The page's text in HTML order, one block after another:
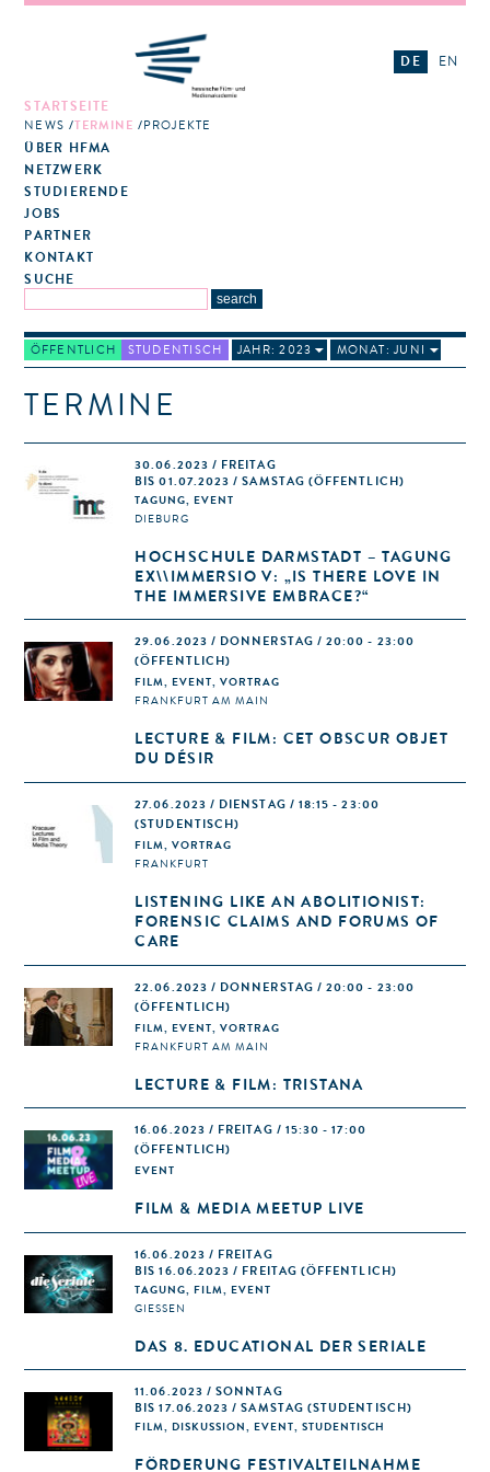
STARTSEITE
NEWS TERMINE PROJEKTE
ÜBER HFMA
NETZWERK
STUDIERENDE
JOBS
PARTNER
KONTAKT
SUCHE
DE EN
ÖFFENTLICH STUDENTISCH JAHR: 2023 MONAT: JUNI
TERMINE
30.06.2023 / FREITAG
BIS 01.07.2023 / SAMSTAG (ÖFFENTLICH)
TAGUNG, EVENT
DIEBURG
HOCHSCHULE DARMSTADT – TAGUNG
EX\\IMMERSIO V: „IS THERE LOVE IN
THE IMMERSIVE EMBRACE?“
29.06.2023 / DONNERSTAG / 20:00 - 23:00
(ÖFFENTLICH)
FILM, EVENT, VORTRAG
FRANKFURT AM MAIN
LECTURE & FILM: CET OBSCUR OBJET
DU DÉSIR
27.06.2023 / DIENSTAG / 18:15 - 23:00
(STUDENTISCH)
FILM, VORTRAG
FRANKFURT
LISTENING LIKE AN ABOLITIONIST:
FORENSIC CLAIMS AND FORUMS OF
CARE
22.06.2023 / DONNERSTAG / 20:00 - 23:00
(ÖFFENTLICH)
FILM, EVENT, VORTRAG
FRANKFURT AM MAIN
LECTURE & FILM: TRISTANA
16.06.2023 / FREITAG / 15:30 - 17:00
(ÖFFENTLICH)
EVENT
FILM & MEDIA MEETUP LIVE
16.06.2023 / FREITAG
BIS 16.06.2023 / FREITAG (ÖFFENTLICH)
TAGUNG, FILM, EVENT
GIESSEN
DAS 8. EDUCATIONAL DER SERIALE
11.06.2023 / SONNTAG
BIS 17.06.2023 / SAMSTAG (STUDENTISCH)
FILM, DISKUSSION, EVENT, STUDENTISCH
FÖRDERUNG FESTIVALTEILNAHME